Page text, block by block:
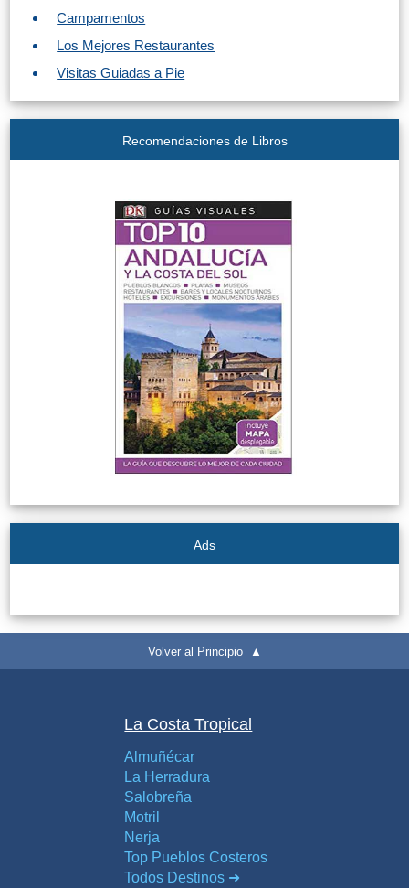
Campamentos
Los Mejores Restaurantes
Visitas Guiadas a Pie
Recomendaciones de Libros
Ads
Volver al Principio ▲
La Costa Tropical
Almuñécar
La Herradura
Salobreña
Motril
Nerja
Top Pueblos Costeros
Todos Destinos ➜